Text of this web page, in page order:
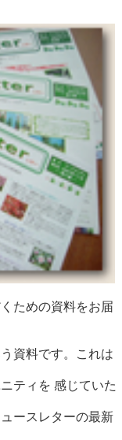
ための資料をお届
資料です。これは
ティを 感じていた
ースレターの最新